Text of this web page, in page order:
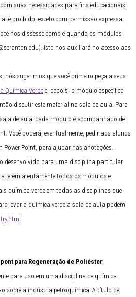
suas necessidades para fins educacionais,
é proibido, exceto com permissão expressa
nos dissesse como e quando os módulos
Isto nos auxiliará no acesso aos
nós sugerimos que você primeiro peça a seus
Química Verde e, depois, o módulo específico
discutir este material na sala de aula. Para
de aula, cada módulo é acompanhado de
Você poderá, eventualmente, pedir aos alunos
Power Point, para ajudar nas anotações.
desenvolvido para uma disciplina particular,
lerem atentamente todos os módulos e
química verde em todas as disciplinas que
levar a química verde à sala de aula podem
para Regeneração de Poliéster
para uso em uma disciplina de química
sobre a indústria petroquímica. A título de